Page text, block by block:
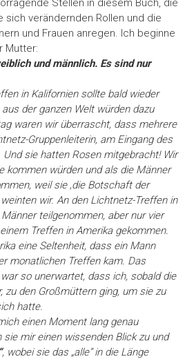
Stellen in diesem Buch, die
sich verändernden Rollen und die
und Frauen anregen. Ich beginne
Mutter:
und männlich. Es sind nur
in Kalifornien sollte bald wieder
der ganzen Welt würden dazu
waren wir überrascht, dass mehrere
Gruppenleiterin, am Eingang des
sie hatten Rosen mitgebracht! Wir
kommen würden und als die Männer
weil sie ‚die Botschaft der
wir. An den Lichtnetz-Treffen in
teilgenommen, aber nur vier
Treffen in Amerika gekommen.
eine Seltenheit, dass ein Mann
monatlichen Treffen kam. Das
so unerwartet, dass ich, sobald die
zu den Großmüttern ging, um sie zu
hatte.
einen Moment lang genau
mir einen wissenden Blick zu und
, wobei sie das „alle“ in die Länge